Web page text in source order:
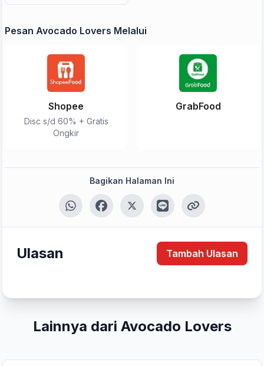
Pesan Avocado Lovers Melalui
Shopee
Disc s/d 60% + Gratis
Ongkir
GrabFood
Bagikan Halaman Ini
Ulasan Tambah Ulasan
Lainnya dari Avocado Lovers
Tulis Ulasan
Peringkat Anda